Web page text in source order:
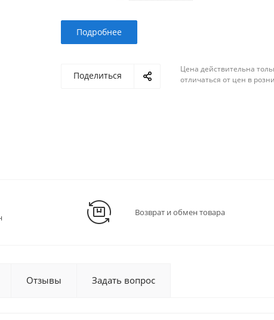
Подробнее
Поделиться
Цена действительна
отличаться от цен в
Возврат и обмен товара
Отзывы Задать вопрос